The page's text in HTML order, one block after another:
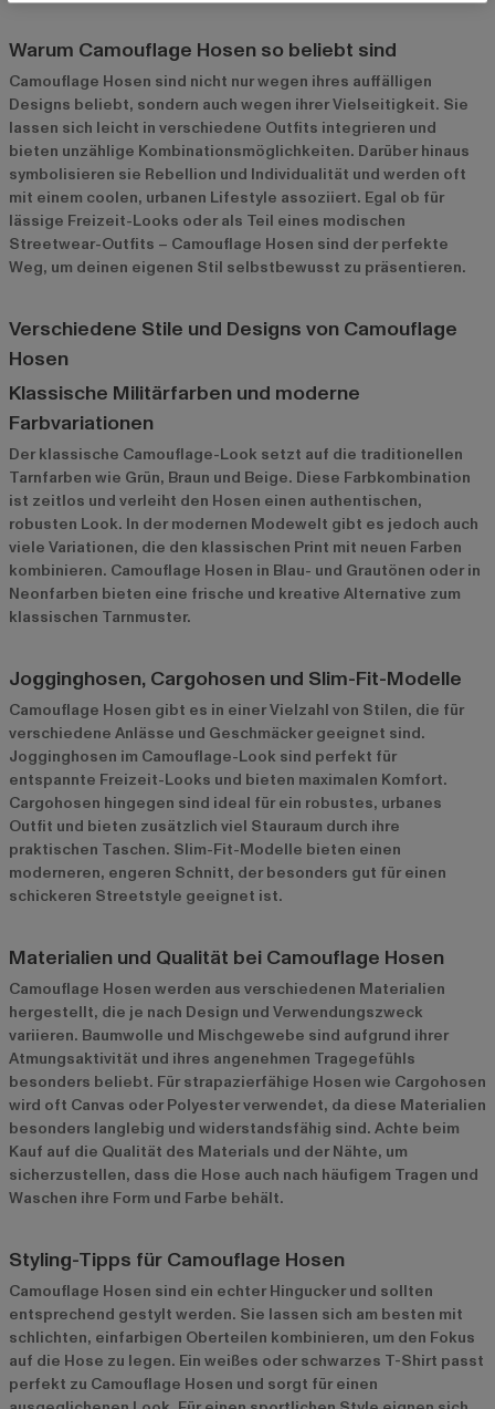
Warum Camouflage Hosen so beliebt sind
Camouflage Hosen sind nicht nur wegen ihres auffälligen
Designs beliebt, sondern auch wegen ihrer Vielseitigkeit. Sie
lassen sich leicht in verschiedene Outfits integrieren und
bieten unzählige Kombinationsmöglichkeiten. Darüber hinaus
symbolisieren sie Rebellion und Individualität und werden oft
mit einem coolen, urbanen Lifestyle assoziiert. Egal ob für
lässige Freizeit-Looks oder als Teil eines modischen
Streetwear-Outfits – Camouflage Hosen sind der perfekte
Weg, um deinen eigenen Stil selbstbewusst zu präsentieren.
Verschiedene Stile und Designs von Camouflage
Hosen
Klassische Militärfarben und moderne
Farbvariationen
Der klassische Camouflage-Look setzt auf die traditionellen
Tarnfarben wie Grün, Braun und Beige. Diese Farbkombination
ist zeitlos und verleiht den Hosen einen authentischen,
robusten Look. In der modernen Modewelt gibt es jedoch auch
viele Variationen, die den klassischen Print mit neuen Farben
kombinieren. Camouflage Hosen in Blau- und Grautönen oder in
Neonfarben bieten eine frische und kreative Alternative zum
klassischen Tarnmuster.
Jogginghosen, Cargohosen und Slim-Fit-Modelle
Camouflage Hosen gibt es in einer Vielzahl von Stilen, die für
verschiedene Anlässe und Geschmäcker geeignet sind.
Jogginghosen im Camouflage-Look sind perfekt für
entspannte Freizeit-Looks und bieten maximalen Komfort.
Cargohosen hingegen sind ideal für ein robustes, urbanes
Outfit und bieten zusätzlich viel Stauraum durch ihre
praktischen Taschen. Slim-Fit-Modelle bieten einen
moderneren, engeren Schnitt, der besonders gut für einen
schickeren Streetstyle geeignet ist.
Materialien und Qualität bei Camouflage Hosen
Camouflage Hosen werden aus verschiedenen Materialien
hergestellt, die je nach Design und Verwendungszweck
variieren. Baumwolle und Mischgewebe sind aufgrund ihrer
Atmungsaktivität und ihres angenehmen Tragegefühls
besonders beliebt. Für strapazierfähige Hosen wie Cargohosen
wird oft Canvas oder Polyester verwendet, da diese Materialien
besonders langlebig und widerstandsfähig sind. Achte beim
Kauf auf die Qualität des Materials und der Nähte, um
sicherzustellen, dass die Hose auch nach häufigem Tragen und
Waschen ihre Form und Farbe behält.
Styling-Tipps für Camouflage Hosen
Camouflage Hosen sind ein echter Hingucker und sollten
entsprechend gestylt werden. Sie lassen sich am besten mit
schlichten, einfarbigen Oberteilen kombinieren, um den Fokus
auf die Hose zu legen. Ein weißes oder schwarzes T-Shirt passt
perfekt zu Camouflage Hosen und sorgt für einen